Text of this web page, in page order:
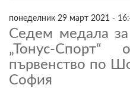
понеделник 29 март 2021 -
Седем медала
„Тонус-Спорт“
първенство по
София